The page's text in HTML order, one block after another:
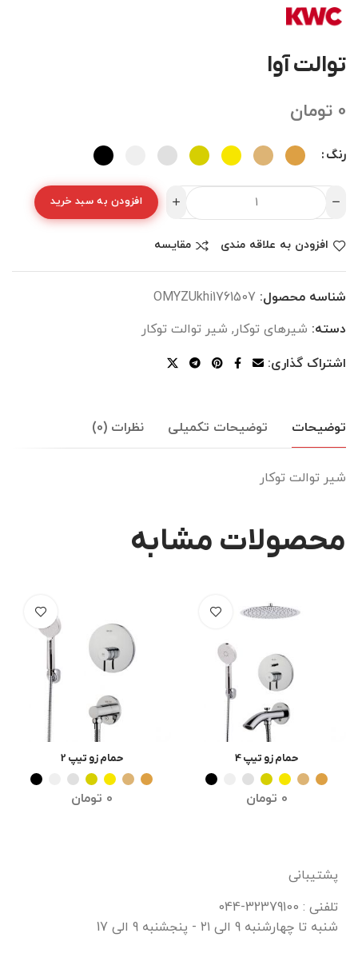
توالت آوا
0 تومان
رنگ
افزودن به سبد خرید
افزودن به علاقه مندی مقایسه
شناسه محصول: OMYZUkhi1761507
دسته: شیرهای توکار, شیر توالت توکار
اشتراک گذاری:
توضیحات توضیحات تکمیلی نظرات (0)
شیر توالت توکار
محصولات مشابه
انتخاب گزینه ها
حمام زو تیپ 4
0 تومان
انتخاب گزینه ها
حمام زو تیپ 2
0 تومان
پشتیبانی
تلفنی : 32379100-044
شنبه تا چهارشنبه 9 الی ۲۱ - پنجشنبه 9 الی 17